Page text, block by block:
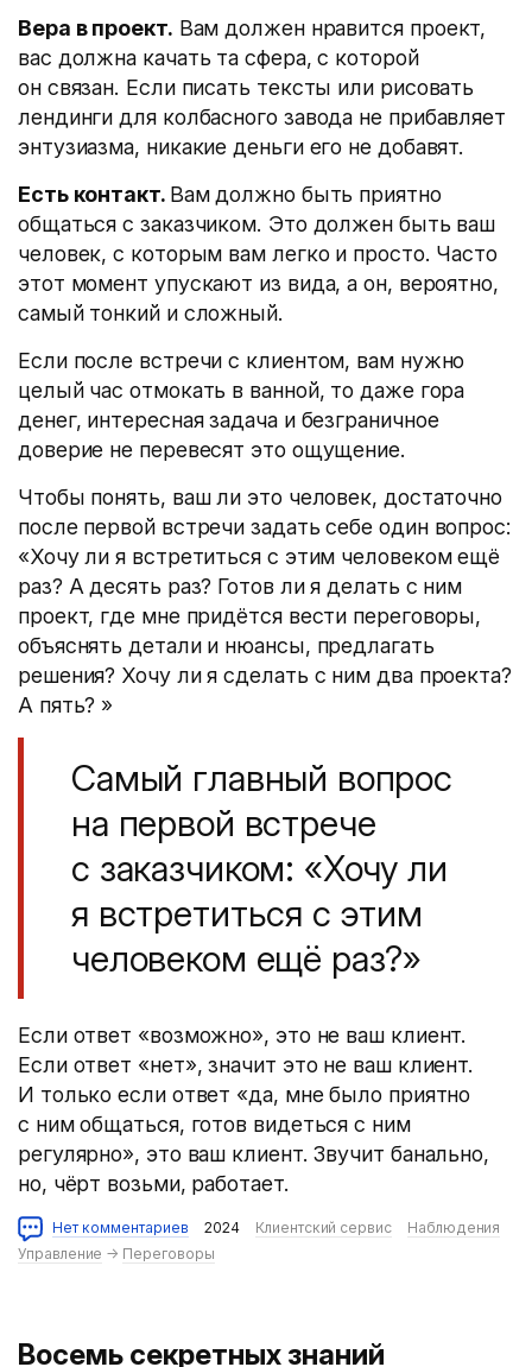
Вера в проект. Вам должен нравится проект,
вас должна качать та сфера, с которой
он связан. Если писать тексты или рисовать
лендинги для колбасного завода не прибавляет
энтузиазма, никакие деньги его не добавят.
Есть контакт. Вам должно быть приятно
общаться с заказчиком. Это должен быть ваш
человек, с которым вам легко и просто. Часто
этот момент упускают из вида, а он, вероятно,
самый тонкий и сложный.
Если после встречи с клиентом, вам нужно
целый час отмокать в ванной, то даже гора
денег, интересная задача и безграничное
доверие не перевесят это ощущение.
Чтобы понять, ваш ли это человек, достаточно
после первой встречи задать себе один вопрос:
«Хочу ли я встретиться с этим человеком ещё
раз? А десять раз? Готов ли я делать с ним
проект, где мне придётся вести переговоры,
объяснять детали и нюансы, предлагать
решения? Хочу ли я сделать с ним два проекта?
А пять? »
Самый главный вопрос
на первой встрече
с заказчиком: «Хочу ли
я встретиться с этим
человеком ещё раз?»
Если ответ «возможно», это не ваш клиент.
Если ответ «нет», значит это не ваш клиент.
И только если ответ «да, мне было приятно
с ним общаться, готов видеться с ним
регулярно», это ваш клиент. Звучит банально,
но, чёрт возьми, работает.
Нет комментариев 2024 Клиентский сервис
Наблюдения
Управление → Переговоры
Восемь секретных знаний